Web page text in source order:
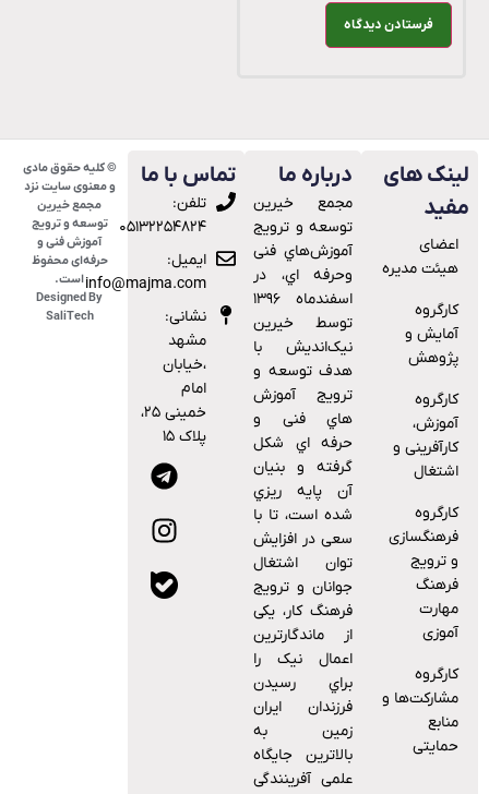
های
اعضای
هیئت مدیره
کارگروه
آمایش و
پژوهش
کارگروه
آموزش،
کارآفرینی و
اشتغال
کارگروه
فرهنگسازی
و ترویج
فرهنگ
مهارت
آموزی
کارگروه
مشارکت‌ها و
منابع
حمایتی
درباره ما
ﻣﺠﻤﻊ ﺧﯿﺮﯾﻦ
ﺗﻮﺳﻌﻪ و ﺗﺮوﯾﺞ
آﻣﻮزش‌ﻫﺎي ﻓﻨﯽ
وﺣﺮﻓﻪ اي، در
اﺳﻔﻨﺪﻣﺎه ۱۳۹۶
توسط خیرین
نیک‌اندیش با
هدف ﺗﻮﺳﻌﻪ و
ﺗﺮوﯾﺞ آﻣﻮزش
ﻫﺎي ﻓﻨﯽ و
ﺣﺮﻓﻪ اي ﺷﮑﻞ
ﮔﺮﻓﺘﻪ و ﺑﻨﯿﺎن
آن ﭘﺎﯾﻪ رﯾﺰي
ﺷﺪه اﺳﺖ، ﺗﺎ ﺑﺎ
ﺳﻌﯽ در اﻓﺰاﯾﺶ
ﺗﻮان اﺷﺘﻐﺎل
ﺟﻮاﻧﺎن و ﺗﺮوﯾﺞ
ﻓﺮﻫﻨﮓ ﮐﺎر، ﯾﮑﯽ
از ﻣﺎﻧﺪﮔﺎرﺗﺮﯾﻦ
اﻋﻤﺎل ﻧﯿﮏ را
ﺑﺮاي رﺳﯿﺪن
ﻓﺮزﻧﺪان اﯾﺮان
زﻣﯿﻦ ﺑﻪ
ﺑﺎﻻﺗﺮﯾﻦ ﺟﺎﯾﮕﺎه
ﻋﻠﻤﯽ آﻓﺮﯾﻨﻨﺪﮔﯽ
تماس با ما
تلفن:
۰۵۱۳۲۲۵۴۸۲۴
ایمیل:
info@majma.com
نشانی:
مشهد
،خیابان
خمینی ۲۵،
پلاک ۱۵
© کلیه حقوق مادی
و معنوی سایت نزد
مجمع خیرین
توسعه و ترویج
آموزش فنی و
حرفه‌ای محفوظ
است.
Designed By
SaliTech